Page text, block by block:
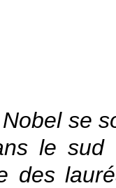
se
le sud
des